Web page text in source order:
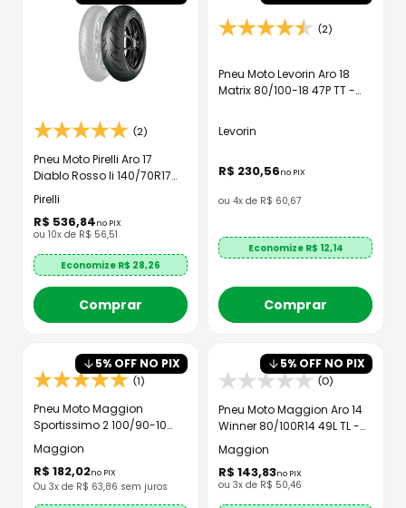
(2)
Pneu Moto Pirelli Aro 17
Diablo Rosso Ii 140/70R17
66H TL - Traseiro
Pirelli
R$ 536,84no PIX
ou 10x de R$ 56,51
Economize R$ 28,26
Comprar
(2)
Pneu Moto Levorin Aro 18
Matrix 80/100-18 47P TT -
Levorin
R$ 230,56no PIX
ou 4x de R$ 60,67
Economize R$ 12,14
Comprar
5% OFF NO PIX
(1)
Pneu Moto Maggion
Sportissimo 2 100/90-10
56J TL - Traseiro
Maggion
R$ 182,02no PIX
Ou 3x de R$ 63,86 sem juros
5% OFF NO PIX
(0)
Pneu Moto Maggion Aro 14
Winner 80/100R14 49L TL -
Traseiro
Maggion
R$ 143,83no PIX
ou 3x de R$ 50,46